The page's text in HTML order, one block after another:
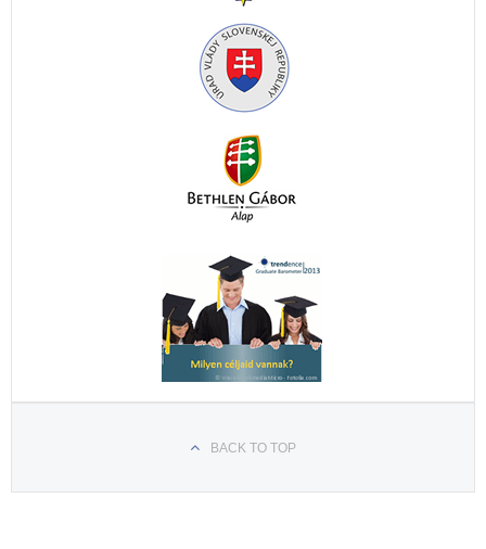
BACK TO TOP